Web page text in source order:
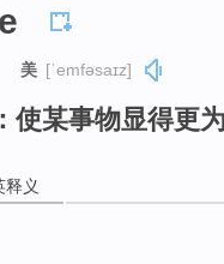
美 [ˈemfəsaɪz]
使某事物显得更
释义